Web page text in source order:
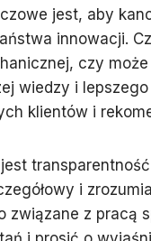
jest, aby
innowacji.
czy
wiedzy i
klientów i
i
z pracą